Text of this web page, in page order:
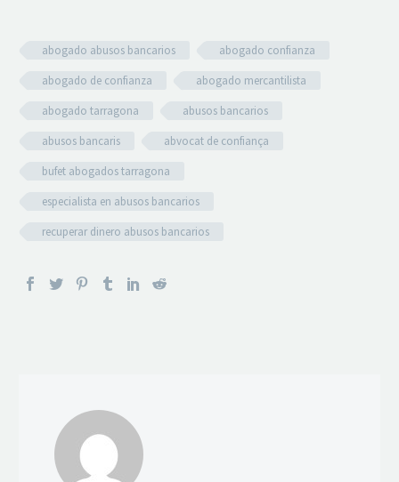
abogado abusos bancarios
abogado confianza
abogado de confianza
abogado mercantilista
abogado tarragona
abusos bancarios
abusos bancaris
abvocat de confiança
bufet abogados tarragona
especialista en abusos bancarios
recuperar dinero abusos bancarios